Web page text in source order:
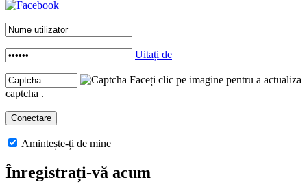
Uitați de
Faceți clic pe imagine pentru a actualiza
captcha .
Amintește-ți de mine
Înregistrați-vă acum